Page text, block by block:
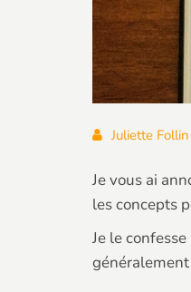
Juliette Follin
Je vous ai
les concepts
Je le